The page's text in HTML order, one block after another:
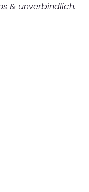
& unverbindlich.